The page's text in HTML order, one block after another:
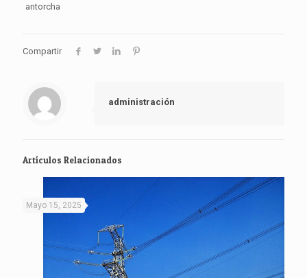
antorcha
Compartir
administración
Artículos Relacionados
Mayo 15, 2025